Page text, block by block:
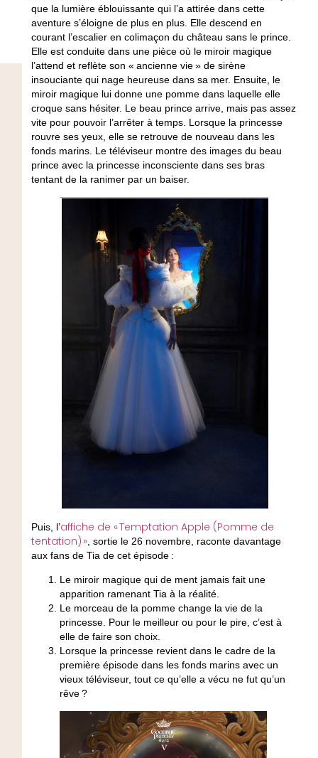
que la lumière éblouissante qui l’a attirée dans cette
aventure s’éloigne de plus en plus. Elle descend en
courant l’escalier en colimaçon du château sans le prince.
Elle est conduite dans une pièce où le miroir magique
l’attend et reflète son « ancienne vie » de sirène
insouciante qui nage heureuse dans sa mer. Ensuite, le
miroir magique lui donne une pomme dans laquelle elle
croque sans hésiter. Le beau prince arrive, mais pas assez
vite pour pouvoir l’arrêter à temps. Lorsque la princesse
rouvre ses yeux, elle se retrouve de nouveau dans les
fonds marins. Le téléviseur montre des images du beau
prince avec la princesse inconsciente dans ses bras
tentant de la ranimer par un baiser.
Puis, l’affiche de « Temptation Apple (Pomme de
tentation) », sortie le 26 novembre, raconte davantage
aux fans de Tia de cet épisode :
Le miroir magique qui de ment jamais fait une
apparition ramenant Tia à la réalité.
Le morceau de la pomme change la vie de la
princesse. Pour le meilleur ou pour le pire, c’est à
elle de faire son choix.
Lorsque la princesse revient dans le cadre de la
première épisode dans les fonds marins avec un
vieux téléviseur, tout ce qu’elle a vécu ne fut qu’un
rêve ?